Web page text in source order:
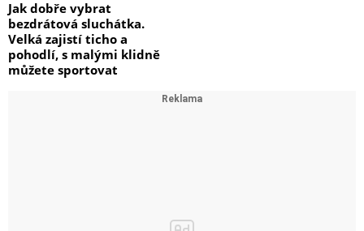
Jak dobře vybrat
bezdrátová sluchátka.
Velká zajistí ticho a
pohodlí, s malými klidně
můžete sportovat